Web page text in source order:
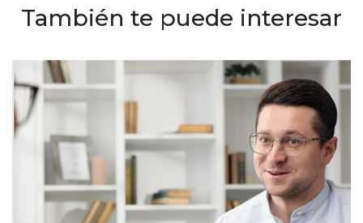
También te puede interesar